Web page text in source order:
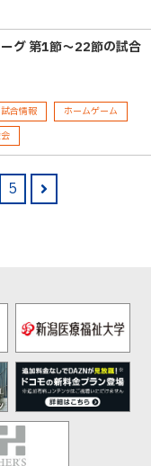
グ 第1節〜22節の試合
試合情報
ホームゲーム
5